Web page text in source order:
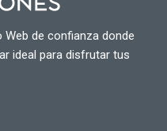
de confianza donde
ideal para disfrutar tus